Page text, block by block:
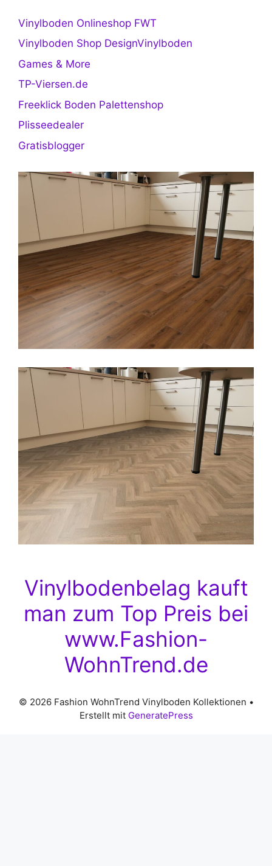
Vinylboden Onlineshop FWT
Vinylboden Shop DesignVinylboden
Games & More
TP-Viersen.de
Freeklick Boden Palettenshop
Plisseedealer
Gratisblogger
Vinylbodenbelag kauft
man zum Top Preis bei
www.Fashion-
WohnTrend.de
© 2026 Fashion WohnTrend Vinylboden Kollektionen •
Erstellt mit GeneratePress